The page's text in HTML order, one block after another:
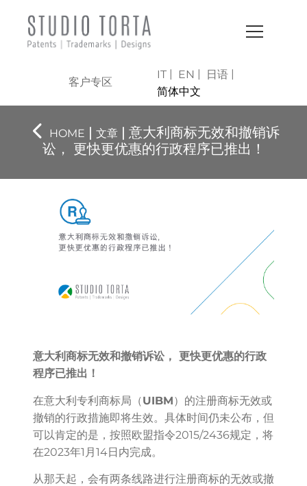
客户专区
IT EN
日语
简体中文
HOME | 文章 | 意大利商标无效和撤销诉
讼， 更快更优惠的行政程序已推出！
意大利商标无效和撤销诉讼， 更快更优惠的行政
程序已推出！
在意大利专利商标局（UIBM）的注册商标无效或
撤销的行政措施即将生效。具体时间仍未公布，但
可以肯定的是，按照欧盟指令2015/2436规定，将
在2023年1月14日内完成。
从那天起，会有两条线路进行注册商标的无效或撤